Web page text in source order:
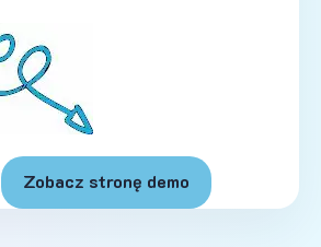
Zobacz stronę demo